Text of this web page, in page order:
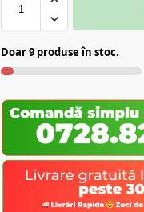
Doar 9 produse în stoc.